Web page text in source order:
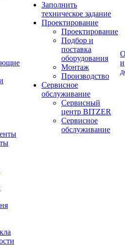
Заполнить
техническое задание
Проектирование
Проектирование
Подбор и
поставка
оборудования
Монтаж
Производство
Сервисное
обслуживание
Сервисный
центр BITZER
Сервисное
обслуживание
и